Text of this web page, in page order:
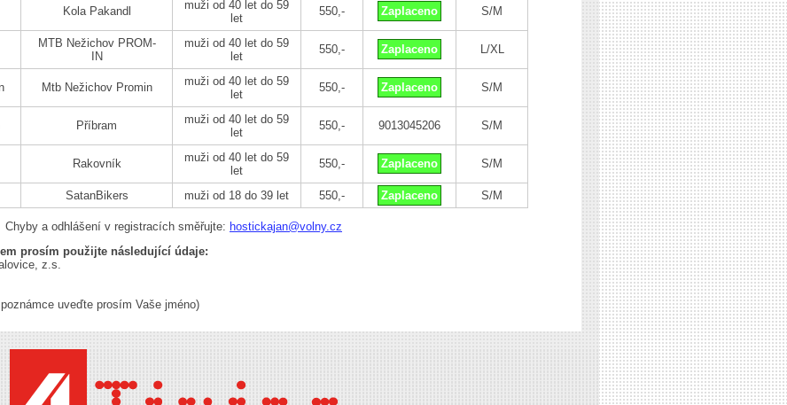
Kola Pakandl
muži od 40 let do 59
let
550,- Zaplaceno S/M
MTB Nežichov PROM-
IN
muži od 40 let do 59
let
550,- Zaplaceno L/XL
Mtb Nežichov Promin
muži od 40 let do 59
let
550,- Zaplaceno S/M
Příbram
muži od 40 let do 59
let
550,- 9013045206 S/M
Rakovník
muži od 40 let do 59
let
550,- Zaplaceno S/M
SatanBikers muži od 18 do 39 let 550,- Zaplaceno S/M
Chyby a odhlášení v registracích směřujte: hostickajan@volny.cz
prosím použijte následující údaje:
z.s.
uveďte prosím Vaše jméno)